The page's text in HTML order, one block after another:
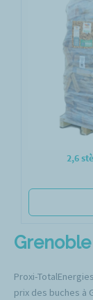
2,6
Proxi-
prix des buches à